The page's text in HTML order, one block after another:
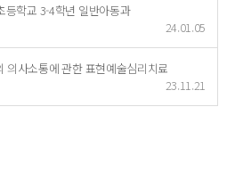
등학교 3-4학년 일반아동과
24.01.05
의사소통에 관한 표현예술심리치료
23.11.21